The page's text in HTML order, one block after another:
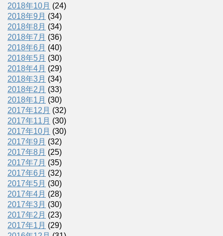
2018年10月 (24)
2018年9月 (34)
2018年8月 (34)
2018年7月 (36)
2018年6月 (40)
2018年5月 (30)
2018年4月 (29)
2018年3月 (34)
2018年2月 (33)
2018年1月 (30)
2017年12月 (32)
2017年11月 (30)
2017年10月 (30)
2017年9月 (32)
2017年8月 (25)
2017年7月 (35)
2017年6月 (32)
2017年5月 (30)
2017年4月 (28)
2017年3月 (30)
2017年2月 (23)
2017年1月 (29)